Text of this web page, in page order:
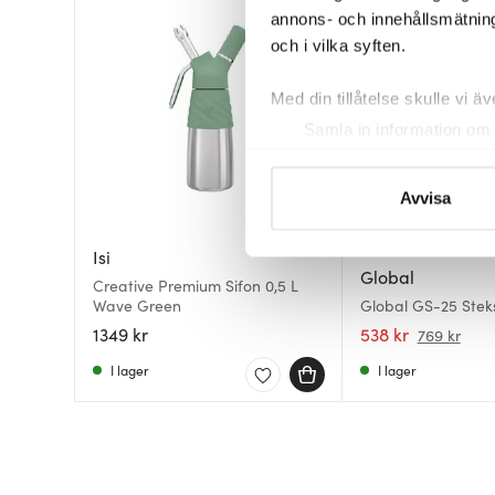
annons- och
och i vilka syften.
Med din tillåtelse skulle vi
Samla in information
eller dra tillbaka ditt
Vi använder cookies för att
att vi kan analysera vår
Avvisa
Isi
Creative Premium Sifon 0,5 L
Wave Green
1349 kr
I lager
Global
Global GS-25
538 kr 769 kr
I lager